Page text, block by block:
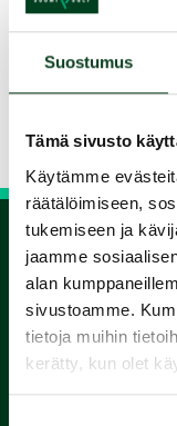
Suostumus
Tämä sivusto
Käytämme
räätälöimiseen,
tukemiseen ja
jaamme
alan
sivustoamme.
tietoja muihin
kerätty, kun olet
Jaa kurssi
Siirry
1.
Varaa
alkeiskurssi